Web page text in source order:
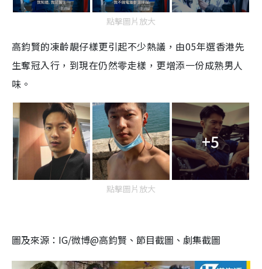
點擊圖片放大
高鈞賢的凍齡靚仔樣更引起不少熱議，由05年選香港先
生奪冠入行，到現在仍然零走樣，更增添一份成熟男人
味。
+5
點擊圖片放大
圖及來源：IG/微博@高鈞賢、節目截圖、劇集截圖